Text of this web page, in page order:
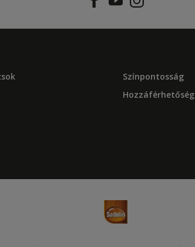
Színpontosság
Hozzáférhetőség